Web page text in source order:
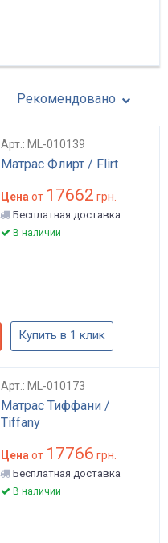
Рекомендовано
Арт.: ML-010139
Матрас Флирт / Flirt
Цена от 17662 грн.
Бесплатная доставка
В наличии
Купить в 1 клик
Арт.: ML-010173
Матрас Тиффани /
Tiffany
Цена от 17766 грн.
Бесплатная доставка
В наличии